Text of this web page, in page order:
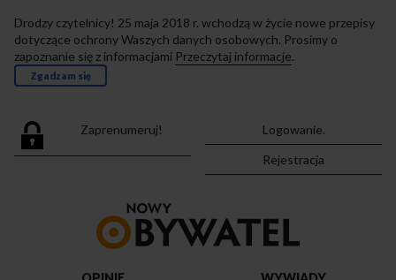
Drodzy czytelnicy! 25 maja 2018 r. wchodzą w życie nowe przepisy
dotyczące ochrony Waszych danych osobowych. Prosimy o
zapoznanie się z informacjami Przeczytaj informacje.
Zgadzam się
Zaprenumeruj!
Logowanie.
Rejestracja
strony